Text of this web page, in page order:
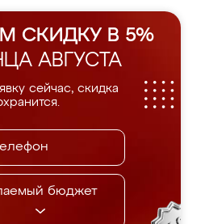
СКИДКУ В 5%
АВГУСТА
сейчас, скидка
бюджет